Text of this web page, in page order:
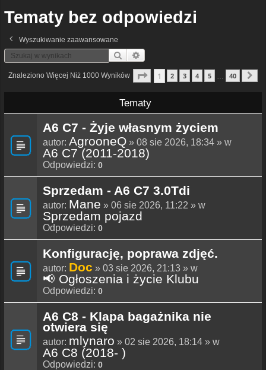
Tematy bez odpowiedzi
Wyszukiwanie zaawansowane
Szukaj
Znaleziono Więcej Niż 1000 Wyników Strona1 40
1 2 3 4 5 40
Tematy
A6 C7 - Żyje własnym życiem
autor: AgrooneQ » 08 sie 2026, 18:34 » w
A6 C7 (2011-2018)
Odpowiedzi: 0
Sprzedam - A6 C7 3.0Tdi
autor: Mane » 06 sie 2026, 11:22 » w
Sprzedam pojazd
Odpowiedzi: 0
Konfigurację, poprawa zdjęć.
autor: Doc » 03 sie 2026, 21:13 » w
📢 Ogłoszenia i życie Klubu
Odpowiedzi: 0
A6 C8 - Klapa bagażnika nie
otwiera się
autor: mlynaro » 02 sie 2026, 18:14 » w
A6 C8 (2018- )
Odpowiedzi: 0